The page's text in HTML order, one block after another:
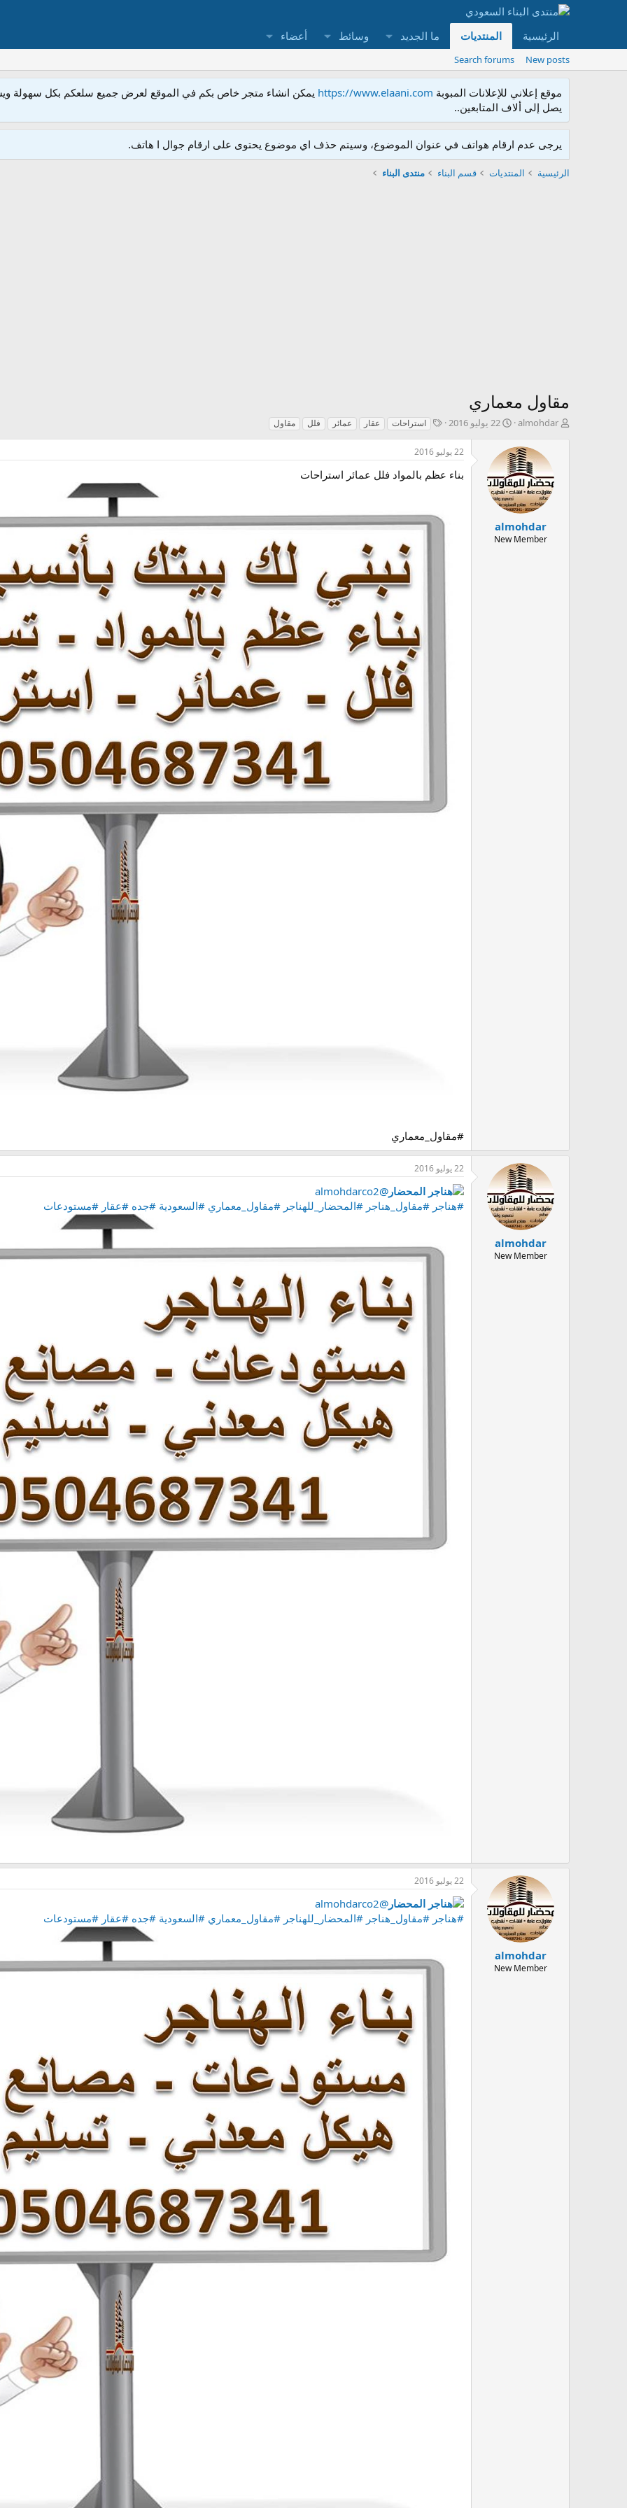
الرئيسية المنتديات ما الجديد وسائط أعضاء
New posts
Search forums
موقع إعلاني للإعلانات المبوبة https://www.elaani.com يمكن انشاء متجر خاص بكم في الموقع لعرض جميع سلعكم بكل سهولة
يصل إلى ألاف المتابعين..
يرجى عدم ارقام هواتف في عنوان الموضوع، وسيتم حذف اي موضوع يحتوى على ارقام جوال ا هاتف.
الرئيسية المنتديات قسم البناء منتدى البناء
مقاول معماري
كalmohdar
ت
ي
خ
ا
ل
إ
ن
ش
22 يوليو 2016
T
g
s
استراحات عقار عمائر فلل مقاول
almohdar
New Member
22 يوليو 2016
بناء عظم بالمواد فلل عمائر استراحات
#مقاول_معماري
almohdar
New Member
22 يوليو 2016
هناجر المحضار ‏@almohdarco2
#هناجر #مقاول_هناجر #المحضار_للهناجر #مقاول_معماري #السعودية #جده #عقار #مستودعات
almohdar
New Member
22 يوليو 2016
هناجر المحضار ‏@almohdarco2
#هناجر #مقاول_هناجر #المحضار_للهناجر #مقاول_معماري #السعودية #جده #عقار #مستودعات